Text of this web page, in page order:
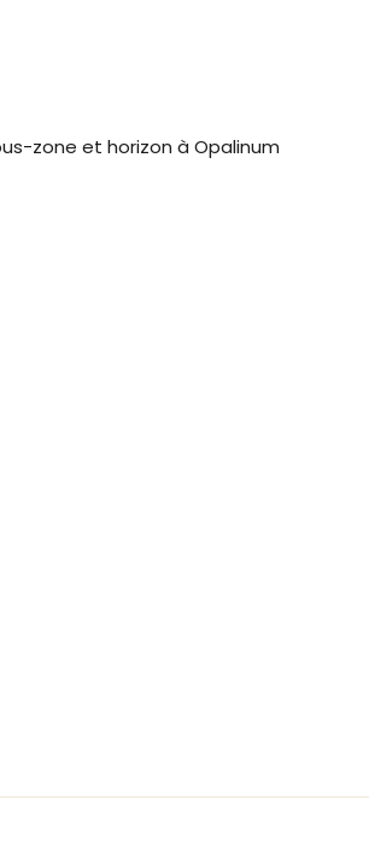
zone et horizon à Opalinum